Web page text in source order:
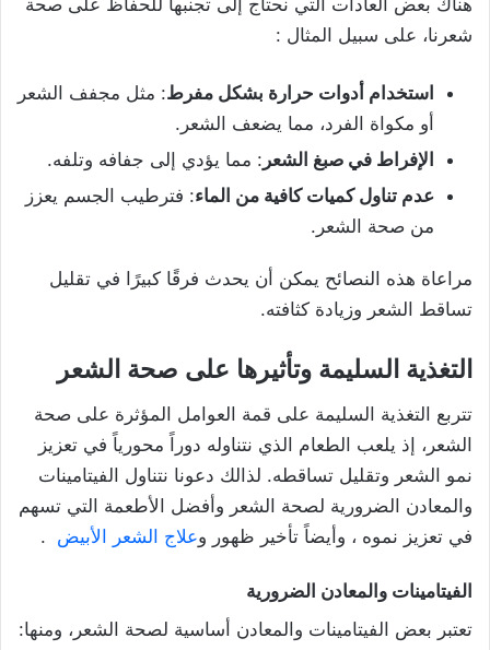
شعرنا، على سبيل المثال :
استخدام أدوات حرارة بشكل مفرط: مثل مجفف الشعر
أو مكواة الفرد، مما يضعف الشعر.
الإفراط في صبغ الشعر : مما يؤدي إلى جفافه وتلفه.
عدم تناول كميات كافية من الماء: فترطيب الجسم يعزز
من صحة الشعر.
مراعاة هذه النصائح يمكن أن يحدث فرقًا كبيرًا في تقليل
تساقط الشعر وزيادة كثافته.
التغذية السليمة وتأثيرها على صحة الشعر
تتربع التغذية السليمة على قمة العوامل المؤثرة على صحة
الشعر، إذ يلعب الطعام الذي نتناوله دوراً محورياً في تعزيز
نمو الشعر وتقليل تساقطه. لذالك دعونا نتناول الفيتامينات
والمعادن الضرورية لصحة الشعر وأفضل الأطعمة التي تسهم
في تعزيز نموه ، وأيضاً تأخير ظهور وعلاج الشعر الأبيض .
الفيتامينات والمعادن الضرورية
تعتبر بعض الفيتامينات والمعادن أساسية لصحة الشعر، ومنها: